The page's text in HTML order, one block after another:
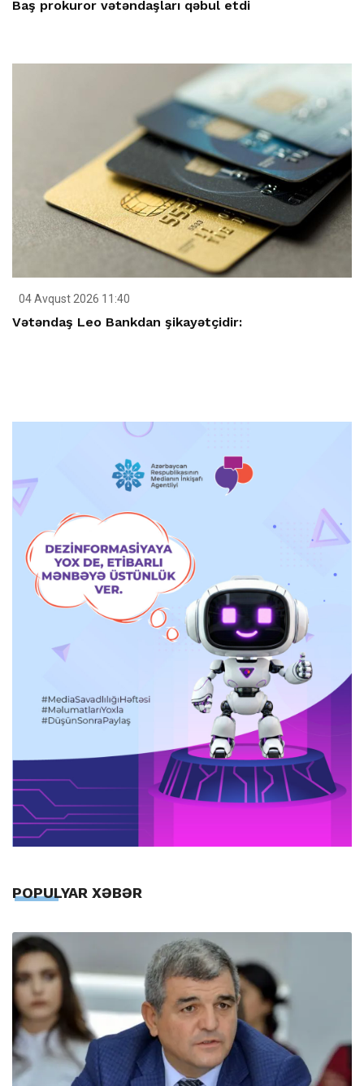
Baş prokuror vətəndaşları qəbul etdi
04 Avqust 2026 11:40
Vətəndaş Leo Bankdan şikayətçidir:
POPULYAR XƏBƏR